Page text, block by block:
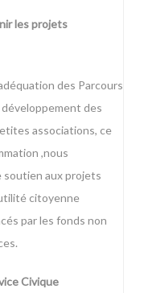
les projets
des Parcours
des
associations, ce
,nous
soutien aux projets
citoyenne
par les fonds non
Civique